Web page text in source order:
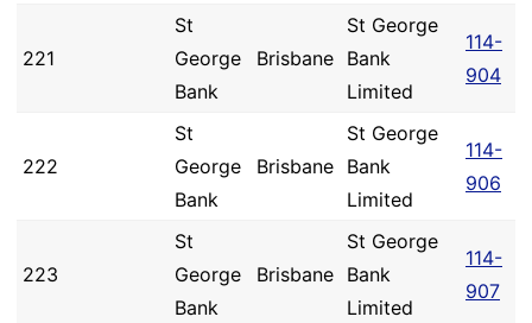
221
St
George
Bank
Brisbane
St George
Bank
Limited
114-
904
222
St
George
Bank
Brisbane
St George
Bank
Limited
114-
906
223
St
George
Bank
Brisbane
St George
Bank
Limited
114-
907